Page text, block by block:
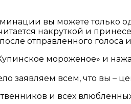
вы можете только
накруткой и
отправленного голоса
мороженое» и
заявляем всем, что вы –
и всех